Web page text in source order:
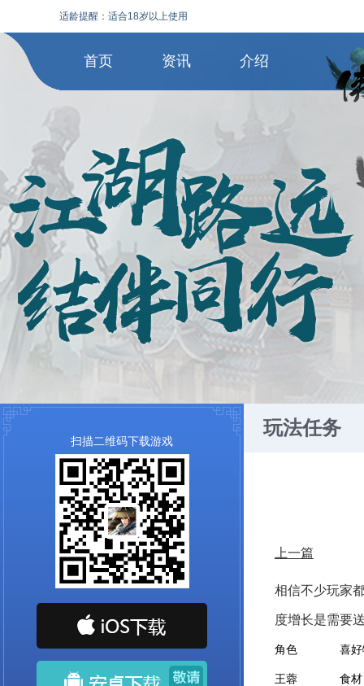
适龄提醒：适合18岁以上使用
首页 资讯 介绍
扫描二维码下载游戏
玩法任务
上一篇
相信不少玩家
度增长是需要
角色 喜
王蓉 食材